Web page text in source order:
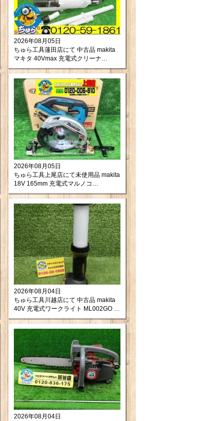
2026年08月05日
ちゅら工具蓮田店にて 中古品 makita
マキタ 40Vmax 充電式クリーナ
CL003GZW をお買取りさせて頂きま
2026年08月05日
ちゅら工具上尾店にて未使用品 makita
18V 165mm 充電式マルノコ
HS631DZ買取させて頂きました。
2026年08月04日
ちゅら工具川越店にて 中古品 makita
40V 充電式ワークライト ML002GO を
買取させて頂きました。
2026年08月04日